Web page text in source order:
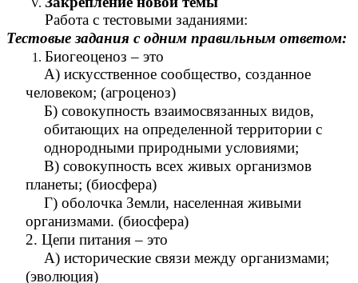
Работа с тестовыми заданиями:
Тестовые задания с одним правильным ответом:
Биогеоценоз – это
А) искусственное сообщество, созданное
человеком; (агроценоз)
Б) совокупность взаимосвязанных видов,
обитающих на определенной территории с
однородными природными условиями;
В) совокупность всех живых организмов
планеты; (биосфера)
Г) оболочка Земли, населенная живыми
организмами. (биосфера)
2. Цепи питания – это
А) исторические связи между организмами;
(эволюция)